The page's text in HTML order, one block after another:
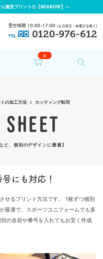
激安プリントの【SEABOW】へ
0
受付時間 10:00-17:00 (土日祝日・休業日を除く)
TEL 0120-976-612
の加工方法 カッティング転写
、個別のデザインに最適】
にも対応！
るプリント方法です。
1枚ずつ個別
最適で、スポーツユニフォームでも多
の名前や番号を入れてもお安く作成